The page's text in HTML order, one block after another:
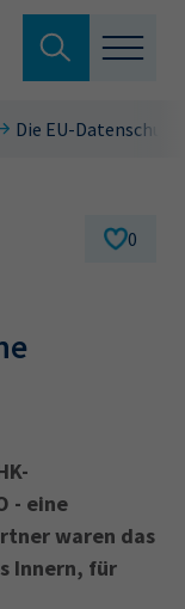
verlassen
Fachwirt
Die EU-
0
- eine
waren das
Innern, für